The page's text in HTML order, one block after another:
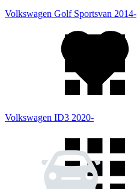
Volkswagen Golf Sportsvan 2014-
Volkswagen ID3 2020-